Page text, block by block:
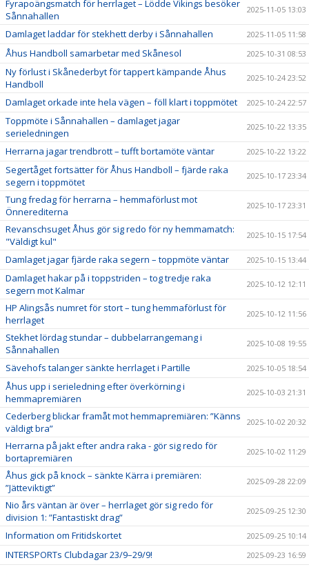
Fyrapoängsmatch för herrlaget – Lödde Vikings besöker
Sånnahallen
2025-11-05 13:03
Damlaget laddar för stekhett derby i Sånnahallen 2025-11-05 11:58
Åhus Handboll samarbetar med Skånesol 2025-10-31 08:53
Ny förlust i Skånederbyt för tappert kämpande Åhus
Handboll
2025-10-24 23:52
Damlaget orkade inte hela vägen – föll klart i toppmötet 2025-10-24 22:57
Toppmöte i Sånnahallen – damlaget jagar
serieledningen
2025-10-22 13:35
Herrarna jagar trendbrott – tufft bortamöte väntar 2025-10-22 13:22
Segertåget fortsätter för Åhus Handboll – fjärde raka
segern i toppmötet
2025-10-17 23:34
Tung fredag för herrarna – hemmaförlust mot
Önnerediterna
2025-10-17 23:31
Revanschsuget Åhus gör sig redo för ny hemmamatch:
"Väldigt kul"
2025-10-15 17:54
Damlaget jagar fjärde raka segern – toppmöte väntar 2025-10-15 13:44
Damlaget hakar på i toppstriden – tog tredje raka
segern mot Kalmar
2025-10-12 12:11
HP Alingsås numret för stort – tung hemmaförlust för
herrlaget
2025-10-12 11:56
Stekhet lördag stundar – dubbelarrangemang i
Sånnahallen
2025-10-08 19:55
Sävehofs talanger sänkte herrlaget i Partille 2025-10-05 18:54
Åhus upp i serieledning efter överkörning i
hemmapremiären
2025-10-03 21:31
Cederberg blickar framåt mot hemmapremiären: ”Känns
väldigt bra”
2025-10-02 20:32
Herrarna på jakt efter andra raka - gör sig redo för
bortapremiären
2025-10-02 11:29
Åhus gick på knock – sänkte Kärra i premiären:
”Jätteviktigt”
2025-09-28 22:09
Nio års väntan är över – herrlaget gör sig redo för
division 1: ”Fantastiskt drag”
2025-09-25 12:30
Information om Fritidskortet 2025-09-25 10:14
INTERSPORTs Clubdagar 23/9–29/9! 2025-09-23 16:59